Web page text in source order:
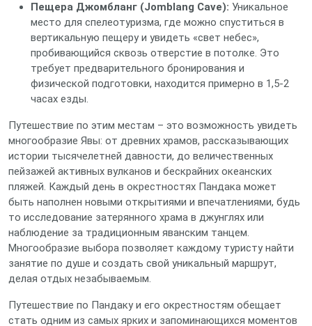
Пещера Джомбланг (Jomblang Cave): Уникальное
место для спелеотуризма, где можно спуститься в
вертикальную пещеру и увидеть «свет небес»,
пробивающийся сквозь отверстие в потолке. Это
требует предварительного бронирования и
физической подготовки, находится примерно в 1,5-2
часах езды.
Путешествие по этим местам – это возможность увидеть
многообразие Явы: от древних храмов, рассказывающих
истории тысячелетней давности, до величественных
пейзажей активных вулканов и бескрайних океанских
пляжей. Каждый день в окрестностях Пандака может
быть наполнен новыми открытиями и впечатлениями, будь
то исследование затерянного храма в джунглях или
наблюдение за традиционным яванским танцем.
Многообразие выбора позволяет каждому туристу найти
занятие по душе и создать свой уникальный маршрут,
делая отдых незабываемым.
Путешествие по Пандаку и его окрестностям обещает
стать одним из самых ярких и запоминающихся моментов